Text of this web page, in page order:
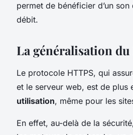
permet de bénéficier d’un
débit.
La généralisation du
Le protocole HTTPS, qui
et le serveur web, est de plus
utilisation, même pour les
En effet, au-delà de la